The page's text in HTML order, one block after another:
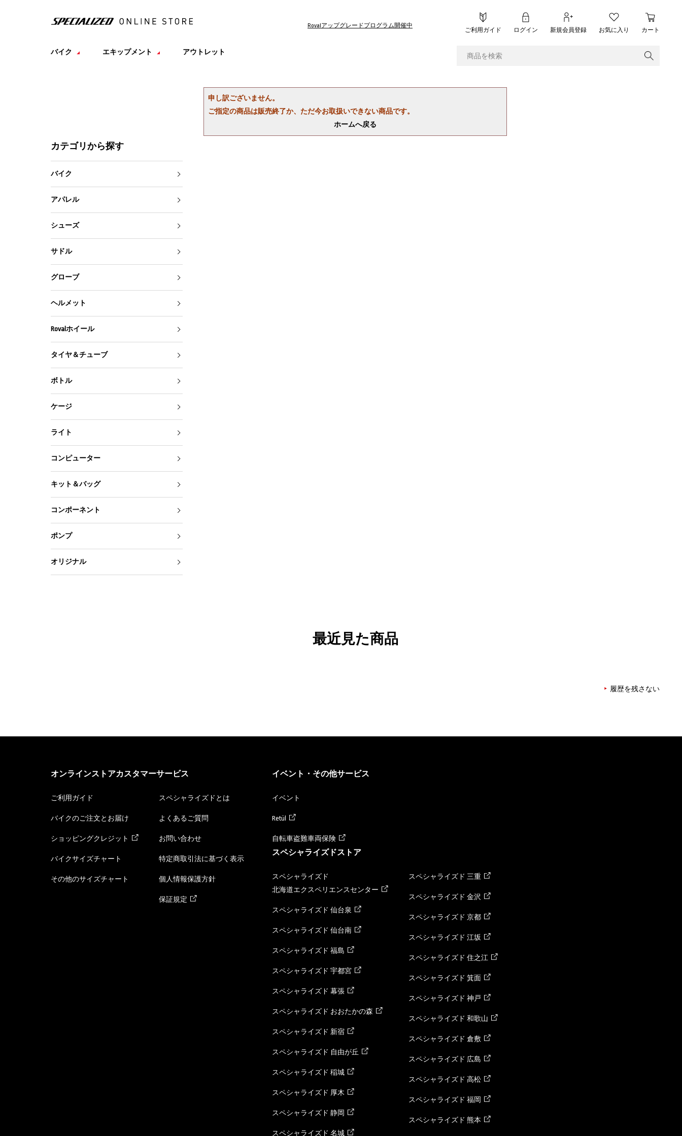
Rovalアップグレードプログラム開催中
ご利用ガイド ログイン 新規会員登録 お気に入り カート
バイク エキップメント アウトレット
申し訳ございません。
ご指定の商品は販売終了か、ただ今お取扱いできない商品です。
ホームへ戻る
カテゴリから探す
バイク
アパレル
シューズ
サドル
グローブ
ヘルメット
Rovalホイール
タイヤ＆チューブ
ボトル
ケージ
ライト
コンピューター
キット＆バッグ
コンポーネント
ポンプ
オリジナル
最近見た商品
履歴を残さない
オンラインストアカスタマーサービス
ご利用ガイド
バイクのご注文とお届け
ショッピングクレジット
バイクサイズチャート
その他のサイズチャート
スペシャライズドとは
よくあるご質問
お問い合わせ
特定商取引法に基づく表示
個人情報保護方針
保証規定
イベント・その他サービス
イベント
Retül
自転車盗難車両保険
スペシャライズドストア
スペシャライズド
北海道エクスペリエンスセンター
スペシャライズド 仙台泉
スペシャライズド 仙台南
スペシャライズド 福島
スペシャライズド 宇都宮
スペシャライズド 幕張
スペシャライズド おおたかの森
スペシャライズド 新宿
スペシャライズド 自由が丘
スペシャライズド 稲城
スペシャライズド 厚木
スペシャライズド 静岡
スペシャライズド 名城
スペシャライズド 三重
スペシャライズド 金沢
スペシャライズド 京都
スペシャライズド 江坂
スペシャライズド 住之江
スペシャライズド 箕面
スペシャライズド 神戸
スペシャライズド 和歌山
スペシャライズド 倉敷
スペシャライズド 広島
スペシャライズド 高松
スペシャライズド 福岡
スペシャライズド 熊本